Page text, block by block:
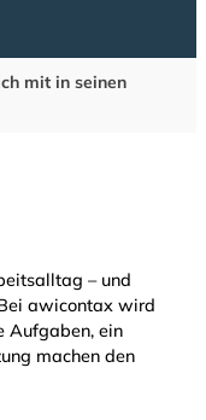
mit in seinen
– und
awicontax wird
Aufgaben, ein
machen den